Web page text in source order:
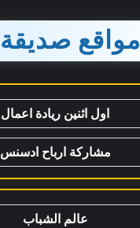
مواقع صديقة
اول اثنين ريادة اعمال
مشاركة ارباح ادسنس
عالم الشباب